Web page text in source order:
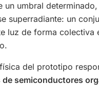
un umbral
superradiante: un
luz de forma colectiva
del prototipo
de semiconductores